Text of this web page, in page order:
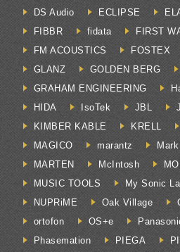
DS Audio
ECLIPSE
FIBBR
fidata
FIRST
FM ACOUSTICS
FOSTEX
GLANZ
GOLDEN BERG
GRAHAM ENGINEERING
HIDA
IsoTek JBL
KIMBER KABLE
KRELL
MAGICO
marantz
MARTEN
McIntosh
MUSIC TOOLS
My Sonic
NUPRiME
Oak Village
ortofon
OS+e
Phasemation
PIEGA